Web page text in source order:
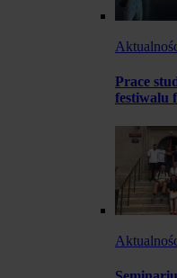
Prace
festiwalu